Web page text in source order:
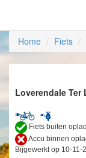
Home Fiets
Loverendale Ter
Fiets buiten
Accu binnen
Bijgewerkt op 10-11-